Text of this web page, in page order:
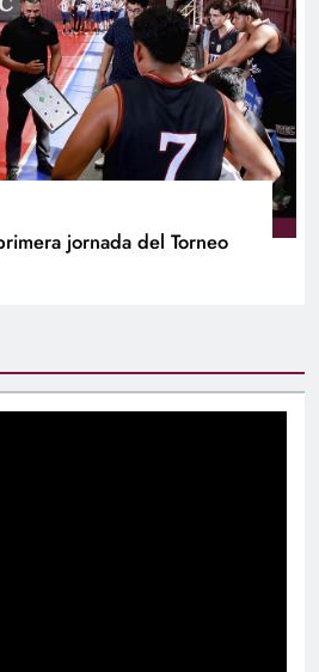
jornada del Torneo